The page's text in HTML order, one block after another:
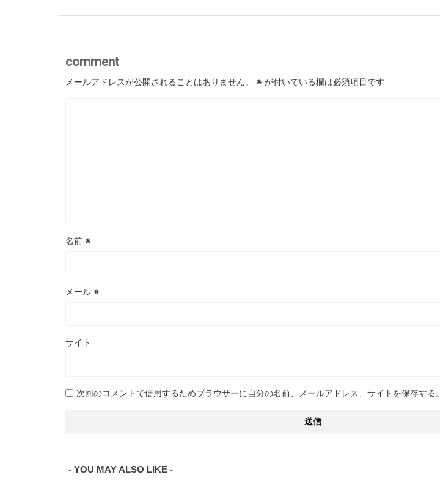
comment
メールアドレスが公開されることはありません。 ※ が付いている欄は必須項目です
名前 ※
メール ※
サイト
次回のコメントで使用するためブラウザーに自分の名前、メールアドレス、サイトを保存する。
- YOU MAY ALSO LIKE -